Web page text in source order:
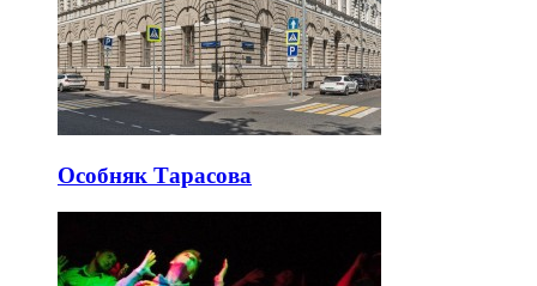
Особняк Тарасова